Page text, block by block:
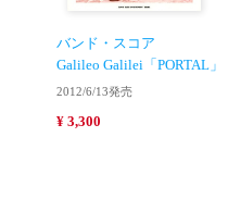
バンド・スコア
Galileo Galilei「PORTAL」
2012/6/13発売
¥ 3,300